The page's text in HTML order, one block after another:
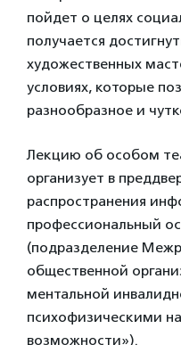
пойдет о целях
получается
художественных
условиях, которые
разнообразное и
Лекцию об особом
организует в
распространения
профессиональный
(подразделение
общественной
ментальной
психофизическими
возможности»).